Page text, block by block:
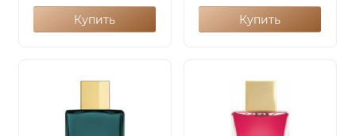
Купить Купить